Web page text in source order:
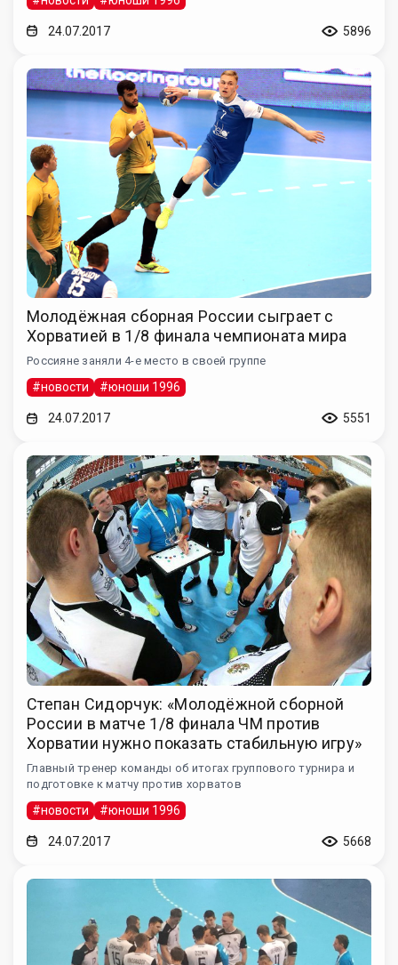
24.07.2017 5896
Молодёжная сборная России сыграет с
Хорватией в 1/8 финала чемпионата мира
Россияне заняли 4-е место в своей группе
#новости #юноши 1996
24.07.2017 5551
Степан Сидорчук: «Молодёжной сборной
России в матче 1/8 финала ЧМ против
Хорватии нужно показать стабильную игру»
Главный тренер команды об итогах группового турнира и
подготовке к матчу против хорватов
#новости #юноши 1996
24.07.2017 5668